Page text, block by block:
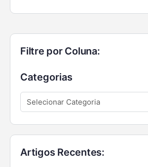
Filtre por Coluna:
Categorias
Artigos Recentes: